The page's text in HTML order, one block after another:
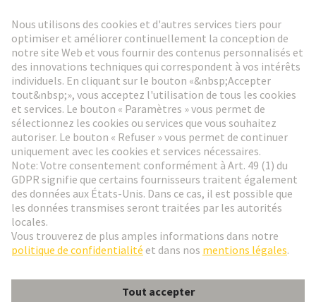
Aller à l'inscription
Social Media
France Français